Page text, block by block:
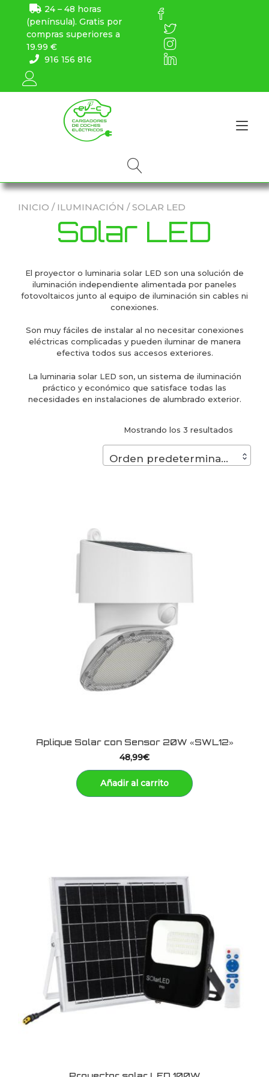
24 – 48 horas
(península). Gratis por
compras superiores a
19.99 €
916 156 816
INICIO / ILUMINACIÓN / SOLAR LED
Solar LED
El proyector o luminaria solar LED son una solución de
iluminación independiente alimentada por paneles
fotovoltaicos junto al equipo de iluminación sin cables ni
conexiones.
Son muy fáciles de instalar al no necesitar conexiones
eléctricas complicadas y pueden iluminar de manera
efectiva todos sus accesos exteriores.
La luminaria solar LED son, un sistema de iluminación
práctico y económico que satisface todas las
necesidades en instalaciones de alumbrado exterior.
Mostrando los 3 resultados
Orden predeterminado
Aplique Solar con Sensor 20W «SWL12»
48,99€
Añadir al carrito